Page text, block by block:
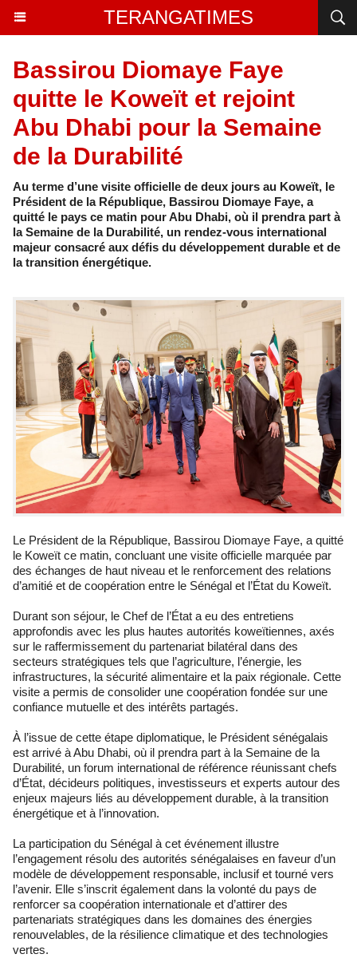
TERANGATIMES
Bassirou Diomaye Faye
quitte le Koweït et rejoint
Abu Dhabi pour la Semaine
de la Durabilité
Au terme d’une visite officielle de deux jours au Koweït, le
Président de la République, Bassirou Diomaye Faye, a
quitté le pays ce matin pour Abu Dhabi, où il prendra part à
la Semaine de la Durabilité, un rendez-vous international
majeur consacré aux défis du développement durable et de
la transition énergétique.
Le Président de la République, Bassirou Diomaye Faye, a quitté
le Koweït ce matin, concluant une visite officielle marquée par
des échanges de haut niveau et le renforcement des relations
d’amitié et de coopération entre le Sénégal et l’État du Koweït.
Durant son séjour, le Chef de l’État a eu des entretiens
approfondis avec les plus hautes autorités koweïtiennes, axés
sur le raffermissement du partenariat bilatéral dans des
secteurs stratégiques tels que l’agriculture, l’énergie, les
infrastructures, la sécurité alimentaire et la paix régionale. Cette
visite a permis de consolider une coopération fondée sur une
confiance mutuelle et des intérêts partagés.
À l’issue de cette étape diplomatique, le Président sénégalais
est arrivé à Abu Dhabi, où il prendra part à la Semaine de la
Durabilité, un forum international de référence réunissant chefs
d’État, décideurs politiques, investisseurs et experts autour des
enjeux majeurs liés au développement durable, à la transition
énergétique et à l’innovation.
La participation du Sénégal à cet événement illustre
l’engagement résolu des autorités sénégalaises en faveur d’un
modèle de développement responsable, inclusif et tourné vers
l’avenir. Elle s’inscrit également dans la volonté du pays de
renforcer sa coopération internationale et d’attirer des
partenariats stratégiques dans les domaines des énergies
renouvelables, de la résilience climatique et des technologies
vertes.